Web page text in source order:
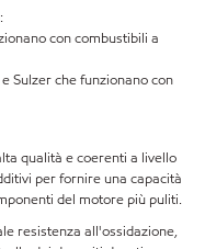
con combustibili a
Sulzer che funzionano con
qualità e coerenti a livello
per fornire una capacità
del motore più puliti.
resistenza all'ossidazione,